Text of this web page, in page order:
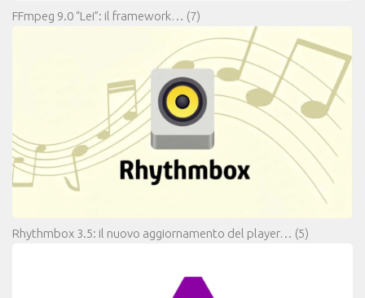
FFmpeg 9.0 “Lei”: il framework… (7)
Rhythmbox 3.5: il nuovo aggiornamento del player… (5)